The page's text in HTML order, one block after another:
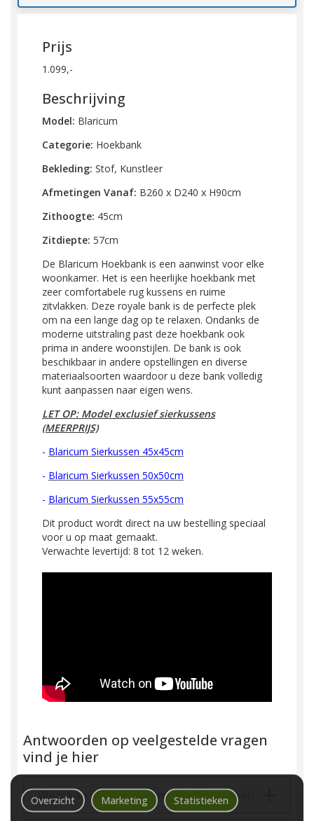
Prijs
1.099,-
Beschrijving
Model: Blaricum
Categorie: Hoekbank
Bekleding: Stof, Kunstleer
Afmetingen Vanaf: B260 x D240 x H90cm
Zithoogte: 45cm
Zitdiepte: 57cm
De Blaricum Hoekbank is een aanwinst voor elke
woonkamer. Het is een heerlijke hoekbank met
zeer comfortabele rug kussens en ruime
zitvlakken. Deze royale bank is de perfecte plek
om na een lange dag op te relaxen. Ondanks de
moderne uitstraling past deze hoekbank ook
prima in andere woonstijlen. De bank is ook
beschikbaar in andere opstellingen en diverse
materiaalsoorten waardoor u deze bank volledig
kunt aanpassen naar eigen wens.
LET OP: Model exclusief sierkussens
(MEERPRIJS)
- Blaricum Sierkussen 45x45cm
- Blaricum Sierkussen 50x50cm
- Blaricum Sierkussen 55x55cm
Dit product wordt direct na uw bestelling speciaal
voor u op maat gemaakt.
Verwachte levertijd: 8 tot 12 weken.
Antwoorden op veelgestelde vragen
vind je hier
Waar kan ik jullie woonwinkels bezoeken
Overzicht Marketing Statistieken